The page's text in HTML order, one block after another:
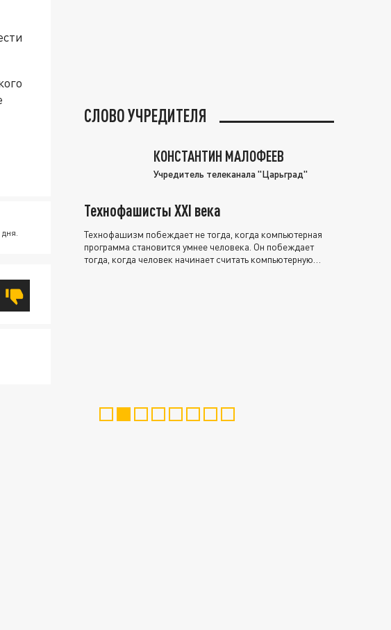
СЛОВО УЧРЕДИТЕЛЯ
КОНСТАНТИН МАЛОФЕЕВ
Учредитель телеканала "Царьград"
Технофашисты XXI века
Технофашизм побеждает не тогда, когда компьютерная
программа становится умнее человека. Он побеждает
тогда, когда человек начинает считать компьютерную